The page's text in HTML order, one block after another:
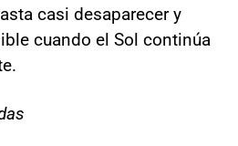
casi desaparecer y
cuando el Sol continúa